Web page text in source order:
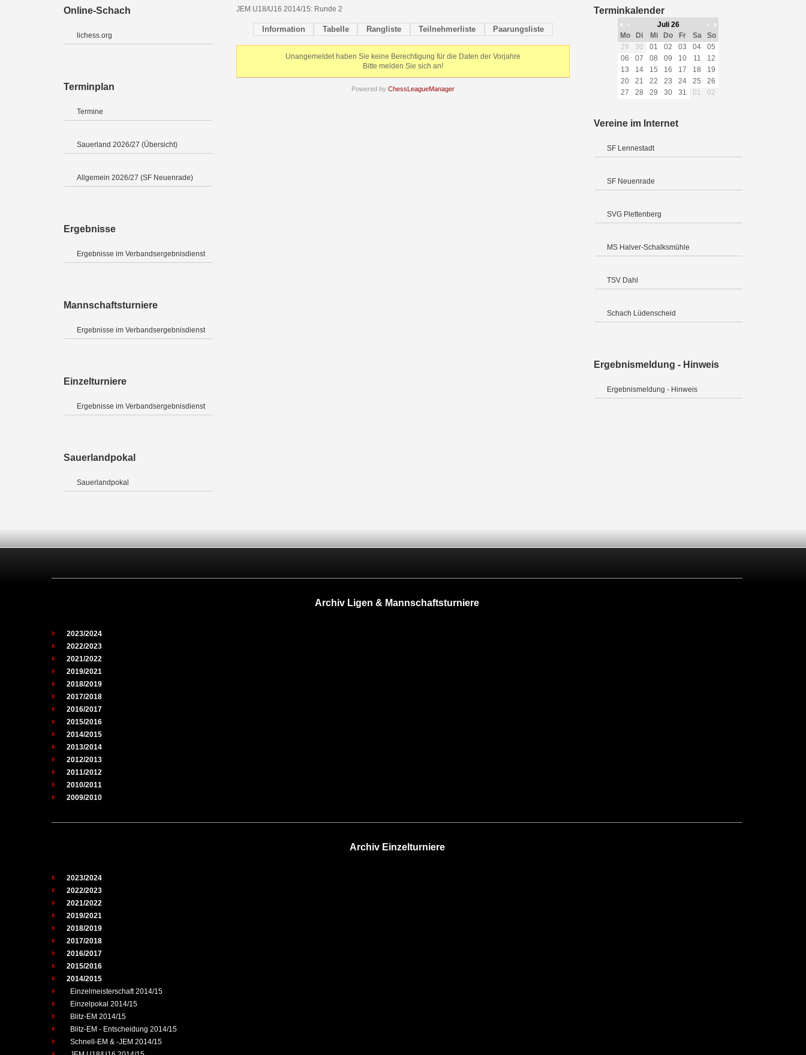
Online-Schach
lichess.org
Terminplan
Termine
Sauerland 2026/27 (Übersicht)
Allgemein 2026/27 (SF Neuenrade)
Ergebnisse
Ergebnisse im Verbandsergebnisdienst
Mannschaftsturniere
Ergebnisse im Verbandsergebnisdienst
Einzelturniere
Ergebnisse im Verbandsergebnisdienst
Sauerlandpokal
Sauerlandpokal
JEM U18/U16 2014/15: Runde 2
Information Tabelle Rangliste Teilnehmerliste Paarungsliste
Unangemeldet haben Sie keine Berechtigung für die Daten der Vorjahre
Bitte melden Sie sich an!
Powered by ChessLeagueManager
Terminkalender
« ‹ Juli 26 ›
»
Mo
Di Mi Do Fr Sa
So
29
30 01 02 03 04
05
06
07 08 09 10 11
12
13
14 15 16 17 18
19
20
21 22 23 24 25
26
27
28 29 30 31 01 02
Vereine im Internet
SF Lennestadt
SF Neuenrade
SVG Plettenberg
MS Halver-Schalksmühle
TSV Dahl
Schach Lüdenscheid
Ergebnismeldung - Hinweis
Ergebnismeldung - Hinweis
Archiv Ligen & Mannschaftsturniere
2023/2024
2022/2023
2021/2022
2019/2021
2018/2019
2017/2018
2016/2017
2015/2016
2014/2015
2013/2014
2012/2013
2011/2012
2010/2011
2009/2010
Archiv Einzelturniere
2023/2024
2022/2023
2021/2022
2019/2021
2018/2019
2017/2018
2016/2017
2015/2016
2014/2015
Einzelmeisterschaft 2014/15
Einzelpokal 2014/15
Blitz-EM 2014/15
Blitz-EM - Entscheidung 2014/15
Schnell-EM & -JEM 2014/15